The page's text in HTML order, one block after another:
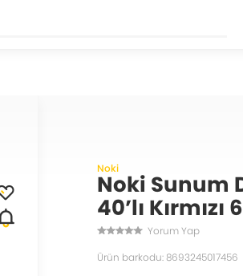
Noki
Noki Sunum
40’lı
Yorum Yap
Ürün barkodu: 8693245017456